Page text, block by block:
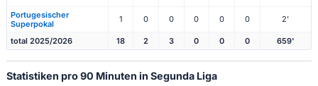
Portugesischer
Superpokal
1 0 0 0 0 0 2'
total 2025/2026 18 2 3 0 0 0 659'
Statistiken pro 90 Minuten in Segunda Liga